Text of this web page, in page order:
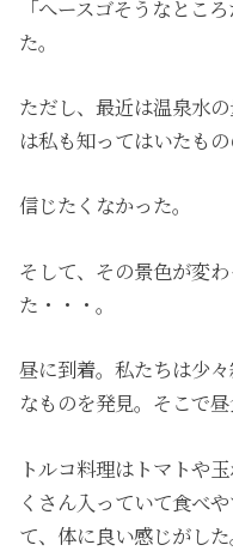
「へースゴそうなとこ
た。
ただし、最近は温泉水
は私も知ってはいたも
信じたくなかった。
そして、その景色が変
た・・・。
昼に到着。私たちは少
なものを発見。そこで昼
トルコ料理はトマトや
くさん入っていて食べ
て、体に良い感じがした